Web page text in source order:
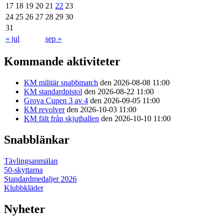
17 18 19 20 21 22 23
24 25 26 27 28 29 30
31
« jul
sep »
Kommande aktiviteter
KM militär snabbmatch den 2026-08-08 11:00
KM standardpistol den 2026-08-22 11:00
Grova Cupen 3 av 4 den 2026-09-05 11:00
KM revolverden 2026-10-03 11:00
KM fält från skjuthallen den 2026-10-10 11:00
Snabblänkar
Tävlingsanmälan
50-skyttarna
Standardmedaljer 2026
Klubbkläder
Nyheter